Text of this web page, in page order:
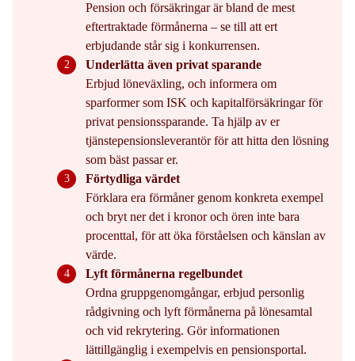
Pension och försäkringar är bland de mest
eftertraktade förmånerna – se till att ert
erbjudande står sig i konkurrensen.
Underlätta även privat sparande
Erbjud löneväxling, och informera om
sparformer som ISK och kapitalförsäkringar för
privat pensionssparande. Ta hjälp av er
tjänstepensionsleverantör för att hitta den lösning
som bäst passar er.
Förtydliga värdet
Förklara era förmåner genom konkreta exempel
och bryt ner det i kronor och ören inte bara
procenttal, för att öka förståelsen och känslan av
värde.
Lyft förmånerna regelbundet
Ordna gruppgenomgångar, erbjud personlig
rådgivning och lyft förmånerna på lönesamtal
och vid rekrytering. Gör informationen
lättillgänglig i exempelvis en pensionsportal.